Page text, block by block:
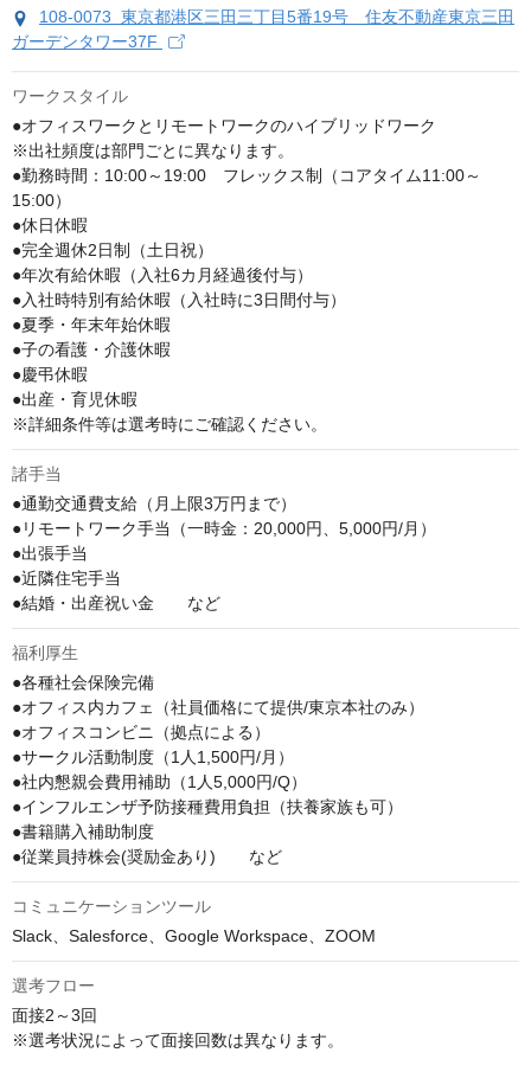
108-0073 東京都港区三田三丁目5番19号 住友不動産東京三田
ガーデンタワー37F
ワークスタイル
●オフィスワークとリモートワークのハイブリッドワーク
※出社頻度は部門ごとに異なります。
●勤務時間：10:00～19:00　フレックス制（コアタイム11:00～
15:00）
●休日休暇
●完全週休2日制（土日祝）
●年次有給休暇（入社6カ月経過後付与）
●入社時特別有給休暇（入社時に3日間付与）
●夏季・年末年始休暇
●子の看護・介護休暇
●慶弔休暇
●出産・育児休暇
※詳細条件等は選考時にご確認ください。
諸手当
●通勤交通費支給（月上限3万円まで）
●リモートワーク手当（一時金：20,000円、5,000円/月）
●出張手当
●近隣住宅手当
●結婚・出産祝い金　　など
福利厚生
●各種社会保険完備
●オフィス内カフェ（社員価格にて提供/東京本社のみ）
●オフィスコンビニ（拠点による）
●サークル活動制度（1人1,500円/月）
●社内懇親会費用補助（1人5,000円/Q）
●インフルエンザ予防接種費用負担（扶養家族も可）
●書籍購入補助制度
●従業員持株会(奨励金あり)　　など
コミュニケーションツール
Slack、Salesforce、Google Workspace、ZOOM
選考フロー
面接2～3回
※選考状況によって面接回数は異なります。